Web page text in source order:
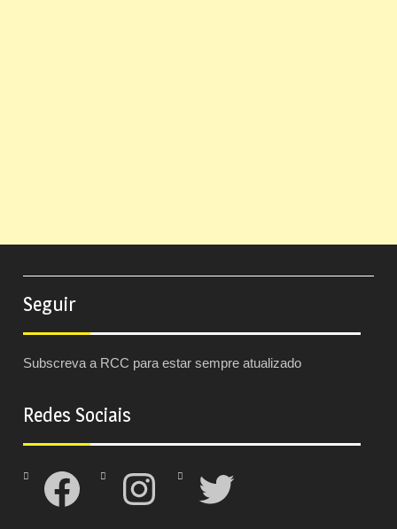
Seguir
Subscreva a RCC para estar sempre atualizado
Redes Sociais
Facebook Instagram Twitter